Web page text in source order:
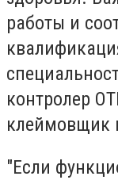
работы и
контролер
клеймовщик
"Если